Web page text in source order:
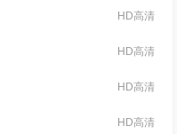
HD高清
HD高清
HD高清
HD高清